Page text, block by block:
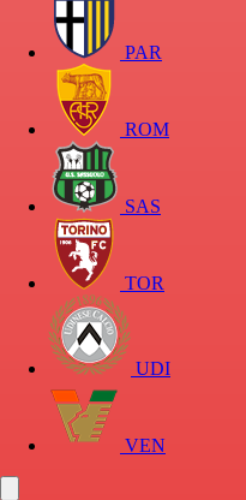
PAR
ROM
SAS
TOR
UDI
VEN